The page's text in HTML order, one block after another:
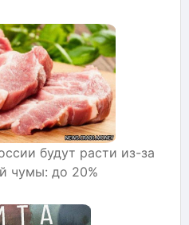
будут расти из-за
чумы: до 20%